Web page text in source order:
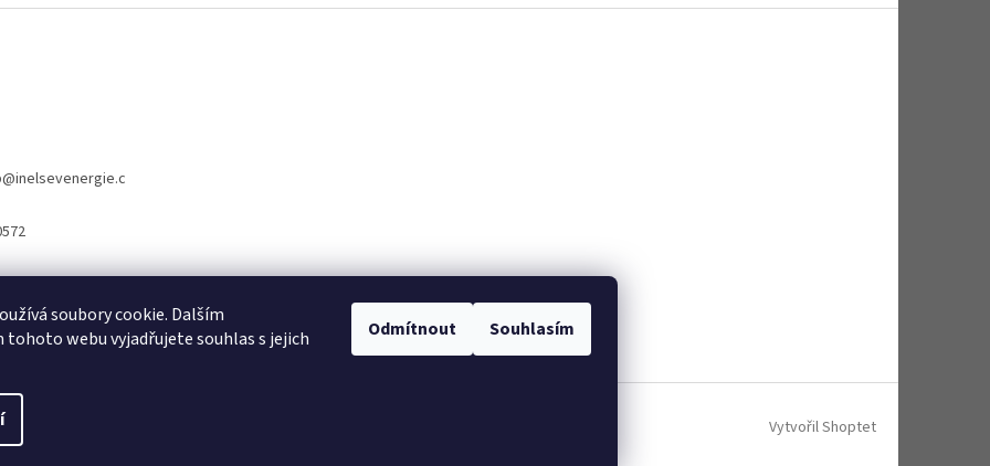
soubory cookie. Dalším
tohoto webu vyjadřujete souhlas s jejich
Odmítnout Souhlasím
@inelsevenergie.c
www.inelsevnergie.cz
Vytvořil Shoptet